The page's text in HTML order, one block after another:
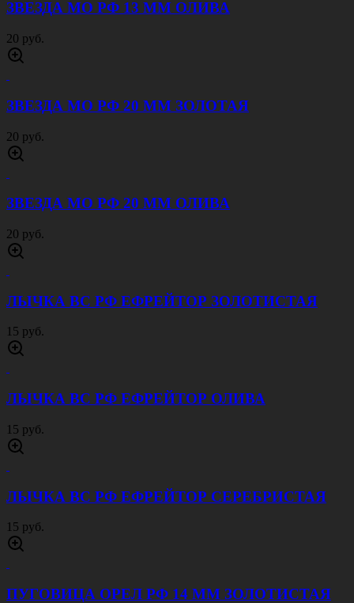
ЗВЕЗДА МО РФ 13 ММ ОЛИВА
20 руб.
ЗВЕЗДА МО РФ 20 ММ ЗОЛОТАЯ
20 руб.
ЗВЕЗДА МО РФ 20 ММ ОЛИВА
20 руб.
ЛЫЧКА ВС РФ ЕФРЕЙТОР ЗОЛОТИСТАЯ
15 руб.
ЛЫЧКА ВС РФ ЕФРЕЙТОР ОЛИВА
15 руб.
ЛЫЧКА ВС РФ ЕФРЕЙТОР СЕРЕБРИСТАЯ
15 руб.
ПУГОВИЦА ОРЕЛ РФ 14 ММ ЗОЛОТИСТАЯ